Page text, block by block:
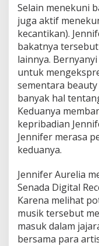
Selain menekuni
juga aktif
kecantikan).
bakatnya
lainnya.
untuk
sementara
banyak hal
Keduanya
kepribadian
Jennifer merasa
keduanya.
Jennifer Aurelia
Senada Digital
Karena melihat
musik tersebut
masuk dalam
bersama para